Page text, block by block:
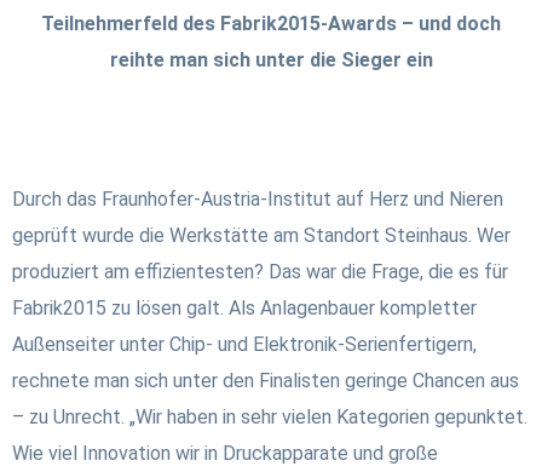
Teilnehmerfeld des Fabrik2015-Awards – und doch
reihte man sich unter die Sieger ein
Durch das Fraunhofer-Austria-Institut auf Herz und Nieren
geprüft wurde die Werkstätte am Standort Steinhaus. Wer
produziert am effizientesten? Das war die Frage, die es für
Fabrik2015 zu lösen galt. Als Anlagenbauer kompletter
Außenseiter unter Chip- und Elektronik-Serienfertigern,
rechnete man sich unter den Finalisten geringe Chancen aus
– zu Unrecht. „Wir haben in sehr vielen Kategorien gepunktet.
Wie viel Innovation wir in Druckapparate und große